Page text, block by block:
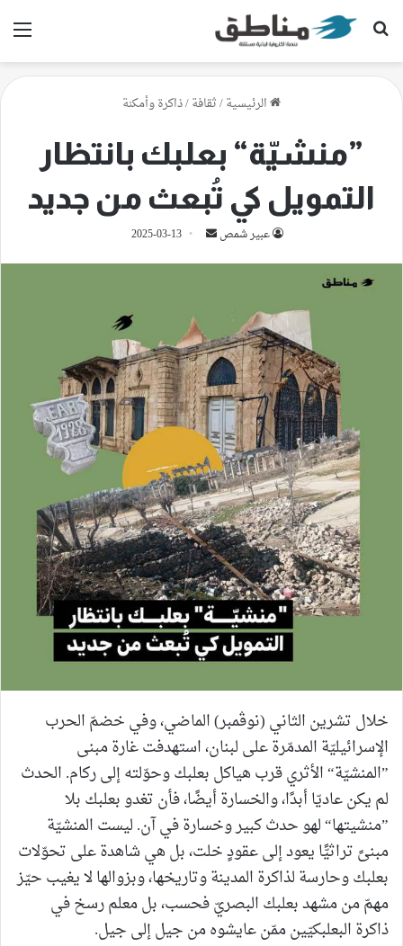
بحث عن
الرئيسية/ثقافة/ذاكرة وأمكنة
”منشيّة“ بعلبك بانتظار
التمويل كي تُبعث من جديد
عبير شمص
أرسل 2025-03-13
خلال تشرين الثاني (نوڤمبر) الماضي، وفي خضمّ الحرب
الإسرائيليّة المدمّرة على لبنان، استهدفت غارة مبنى
”المنشيّة“ الأثري قرب هياكل بعلبك وحوّلته إلى ركام. الحدث
لم يكن عاديّا أبدًا، والخسارة أيضًا، فأن تغدو بعلبك بلا
”منشيتها“ لهو حدث كبير وخسارة في آن. ليست المنشيّة
مبنىً تراثيًّا يعود إلى عقودٍ خلت، بل هي شاهدة على تحوّلات
بعلبك وحارسة لذاكرة المدينة وتاريخها، وبزوالها لا يغيب حيّز
مهمّ من مشهد بعلبك البصريّ فحسب، بل معلم رسخ في
ذاكرة البعلبكيّين ممّن عايشوه من جيل إلى جيل.